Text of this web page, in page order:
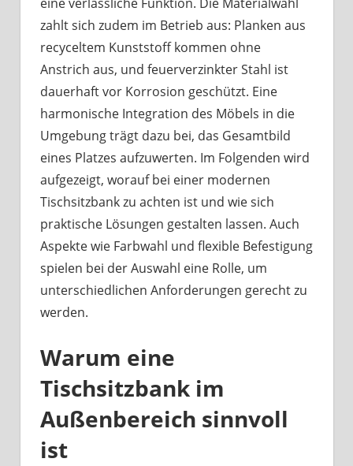
zahlt sich zudem im Betrieb aus: Planken aus
recyceltem Kunststoff kommen ohne
Anstrich aus, und feuerverzinkter Stahl ist
dauerhaft vor Korrosion geschützt. Eine
harmonische Integration des Möbels in die
Umgebung trägt dazu bei, das Gesamtbild
eines Platzes aufzuwerten. Im Folgenden wird
aufgezeigt, worauf bei einer modernen
Tischsitzbank zu achten ist und wie sich
praktische Lösungen gestalten lassen. Auch
Aspekte wie Farbwahl und flexible Befestigung
spielen bei der Auswahl eine Rolle, um
unterschiedlichen Anforderungen gerecht zu
werden.
Warum eine
Tischsitzbank im
Außenbereich sinnvoll
ist